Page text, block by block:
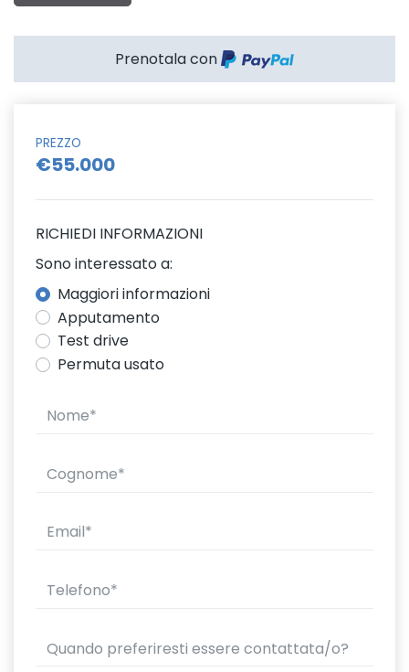
Prenotala con
PREZZO
€55.000
RICHIEDI INFORMAZIONI
Sono interessato a:
Maggiori informazioni
Apputamento
Test drive
Permuta usato